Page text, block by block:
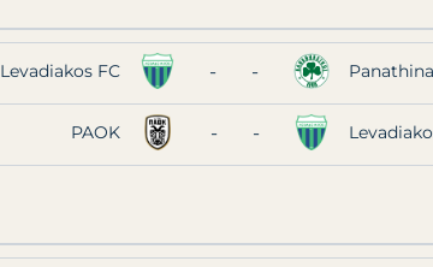
Levadiakos FC - -
PAOK - -